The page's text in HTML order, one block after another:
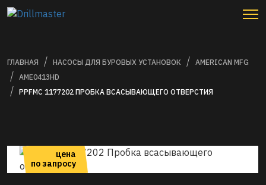
ГЛАВНАЯ НАСОСЫ ДЛЯ БУРОВЫХ УСТАНОВОК
AMERICAN MFG
AME0413HD
PPFMC 1177202 ПРОБКА ВСАСЫВАЮЩЕГО ОТВЕРСТИЯ
цена
по запросу